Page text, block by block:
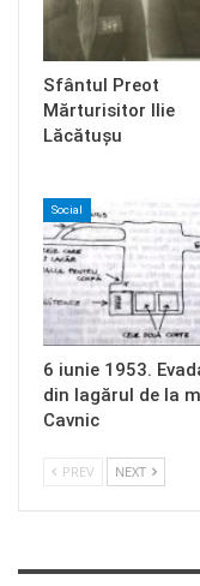
Sfântul Preot
Mărturisitor Ilie
Lăcătușu
Social
6 iunie 1953.
din lagărul de la
Cavnic
PREV NEXT